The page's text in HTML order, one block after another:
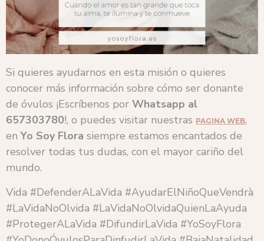
Si quieres ayudarnos en esta misión o quieres
conocer más información sobre cómo ser donante
de óvulos ¡Escríbenos por Whatsapp al
657303780!, o puedes visitar nuestras PAGINA WEB,
enYo Soy Flora siempre estamos encantados de
resolver todas tus dudas, con el mayor cariño del
mundo.
Vida #DefenderALaVida #AyudarElNiñoQueVendrà
#LaVidaNoOlvida #LaVidaNoOlvidaQuienLaAyuda
#ProtegerALaVida #DifundirLaVida #YoSoyFlora